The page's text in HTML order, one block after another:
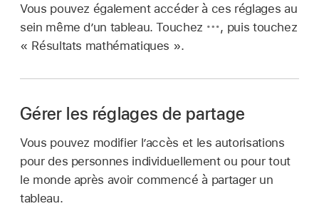
Vous pouvez également accéder à ces réglages au
sein même d’un tableau. Touchez
, puis touchez
« Résultats mathématiques ».
Gérer les réglages de partage
Vous pouvez modifier l’accès et les autorisations
pour des personnes individuellement ou pour tout
le monde après avoir commencé à partager un
tableau.